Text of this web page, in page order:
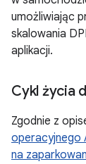
umożliwiając
skalowania
aplikacji.
Cykl życia
Zgodnie z
operacyjnego
na